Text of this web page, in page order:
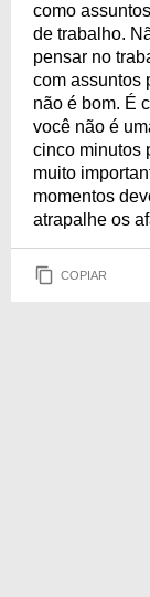
como
de trabalho.
pensar no
com assuntos
não é bom. É
você não é
cinco minutos
muito
momentos
atrapalhe os
COPIAR